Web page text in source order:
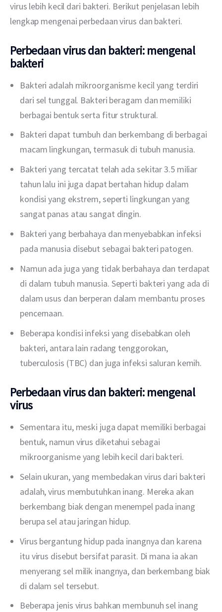
virus lebih kecil dari bakteri. Berikut penjelasan lebih
lengkap mengenai perbedaan virus dan bakteri.
Perbedaan virus dan bakteri: mengenal
bakteri
Bakteri adalah mikroorganisme kecil yang terdiri
dari sel tunggal. Bakteri beragam dan memiliki
berbagai bentuk serta fitur struktural.
Bakteri dapat tumbuh dan berkembang di berbagai
macam lingkungan, termasuk di tubuh manusia.
Bakteri yang tercatat telah ada sekitar 3.5 miliar
tahun lalu ini juga dapat bertahan hidup dalam
kondisi yang ekstrem, seperti lingkungan yang
sangat panas atau sangat dingin.
Bakteri yang berbahaya dan menyebabkan infeksi
pada manusia disebut sebagai bakteri patogen.
Namun ada juga yang tidak berbahaya dan terdapat
di dalam tubuh manusia. Seperti bakteri yang ada di
dalam usus dan berperan dalam membantu proses
pencernaan.
Beberapa kondisi infeksi yang disebabkan oleh
bakteri, antara lain radang tenggorokan,
tuberculosis (TBC) dan juga infeksi saluran kemih.
Perbedaan virus dan bakteri: mengenal
virus
Sementara itu, meski juga dapat memiliki berbagai
bentuk, namun virus diketahui sebagai
mikroorganisme yang lebih kecil dari bakteri.
Selain ukuran, yang membedakan virus dari bakteri
adalah, virus membutuhkan inang. Mereka akan
berkembang biak dengan menempel pada inang
berupa sel atau jaringan hidup.
Virus bergantung hidup pada inangnya dan karena
itu virus disebut bersifat parasit. Di mana ia akan
menyerang sel milik inangnya, dan berkembang biak
di dalam sel tersebut.
Beberapa jenis virus bahkan membunuh sel inang